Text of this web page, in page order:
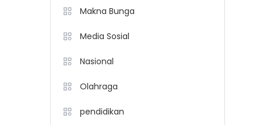
Makna Bunga
Media Sosial
Nasional
Olahraga
pendidikan